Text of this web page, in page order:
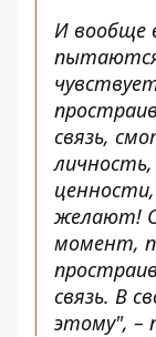
И вообще
связь,
желают!
момент,
связь. В
этому", –